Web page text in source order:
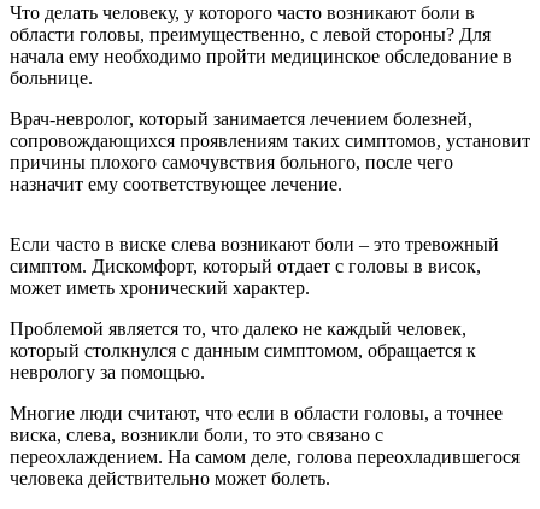
Что делать человеку, у которого часто возникают боли в
области головы, преимущественно, с левой стороны? Для
начала ему необходимо пройти медицинское обследование в
больнице.
Врач-невролог, который занимается лечением болезней,
сопровождающихся проявлениям таких симптомов, установит
причины плохого самочувствия больного, после чего
назначит ему соответствующее лечение.
Если часто в виске слева возникают боли – это тревожный
симптом. Дискомфорт, который отдает с головы в висок,
может иметь хронический характер.
Проблемой является то, что далеко не каждый человек,
который столкнулся с данным симптомом, обращается к
неврологу за помощью.
Многие люди считают, что если в области головы, а точнее
виска, слева, возникли боли, то это связано с
переохлаждением. На самом деле, голова переохладившегося
человека действительно может болеть.